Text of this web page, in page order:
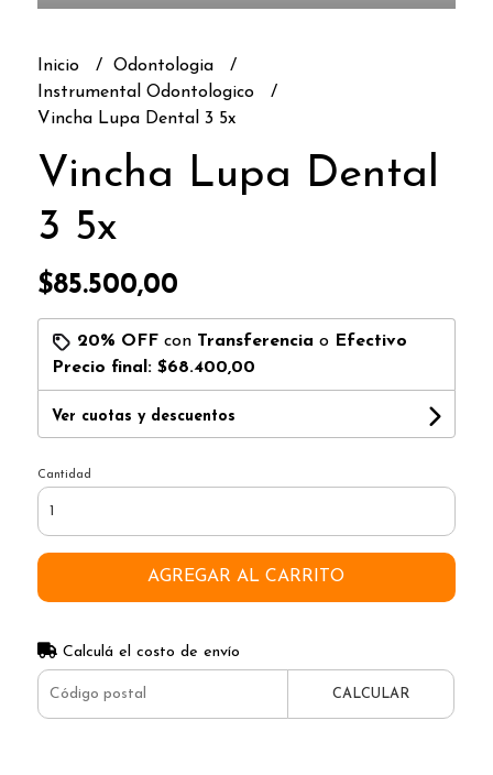
Inicio
Odontologia
Instrumental Odontologico
Vincha Lupa Dental 3 5x
Vincha Lupa Dental
3 5x
$85.500,00
20% OFFcon Transferencia o Efectivo
Precio final: $68.400,00
Ver cuotas y descuentos
Cantidad
AGREGAR AL CARRITO
Calculá el costo de envío
CALCULAR